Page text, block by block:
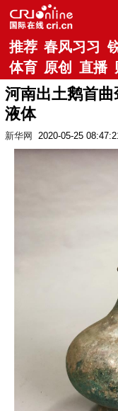
推荐 春风习习
体育 原创 直播
河南出土鹅首
液体
新华网 2020-05-25